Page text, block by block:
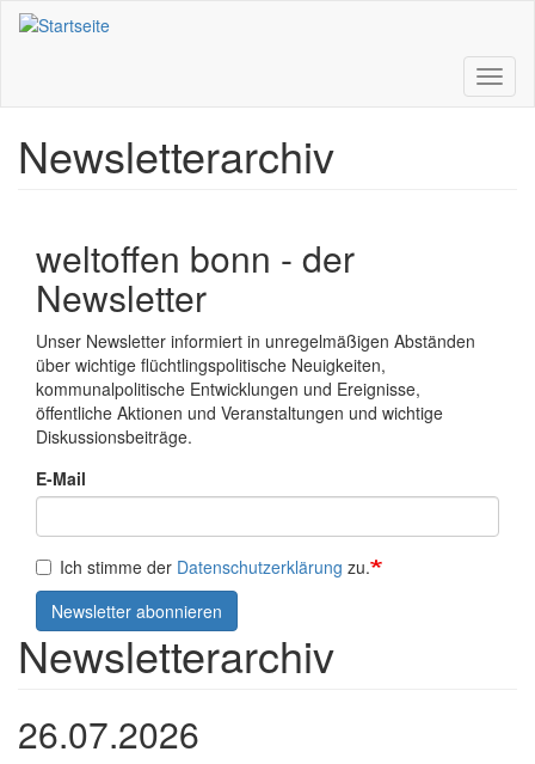
Direkt
zum
Newsletterarchiv
weltoffen bonn - der
Newsletter
Unser Newsletter informiert in unregelmäßigen Abständen
über wichtige flüchtlingspolitische Neuigkeiten,
kommunalpolitische Entwicklungen und Ereignisse,
öffentliche Aktionen und Veranstaltungen und wichtige
Diskussionsbeiträge.
E-Mail
Ich stimme der Datenschutzerklärung zu.
Newsletter abonnieren
Newsletterarchiv
26.07.2026